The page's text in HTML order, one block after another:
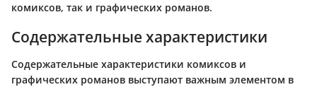
комиксов, так и графических романов.
Содержательные характеристики
Содержательные характеристики комиксов и
графических романов выступают важным элементом в